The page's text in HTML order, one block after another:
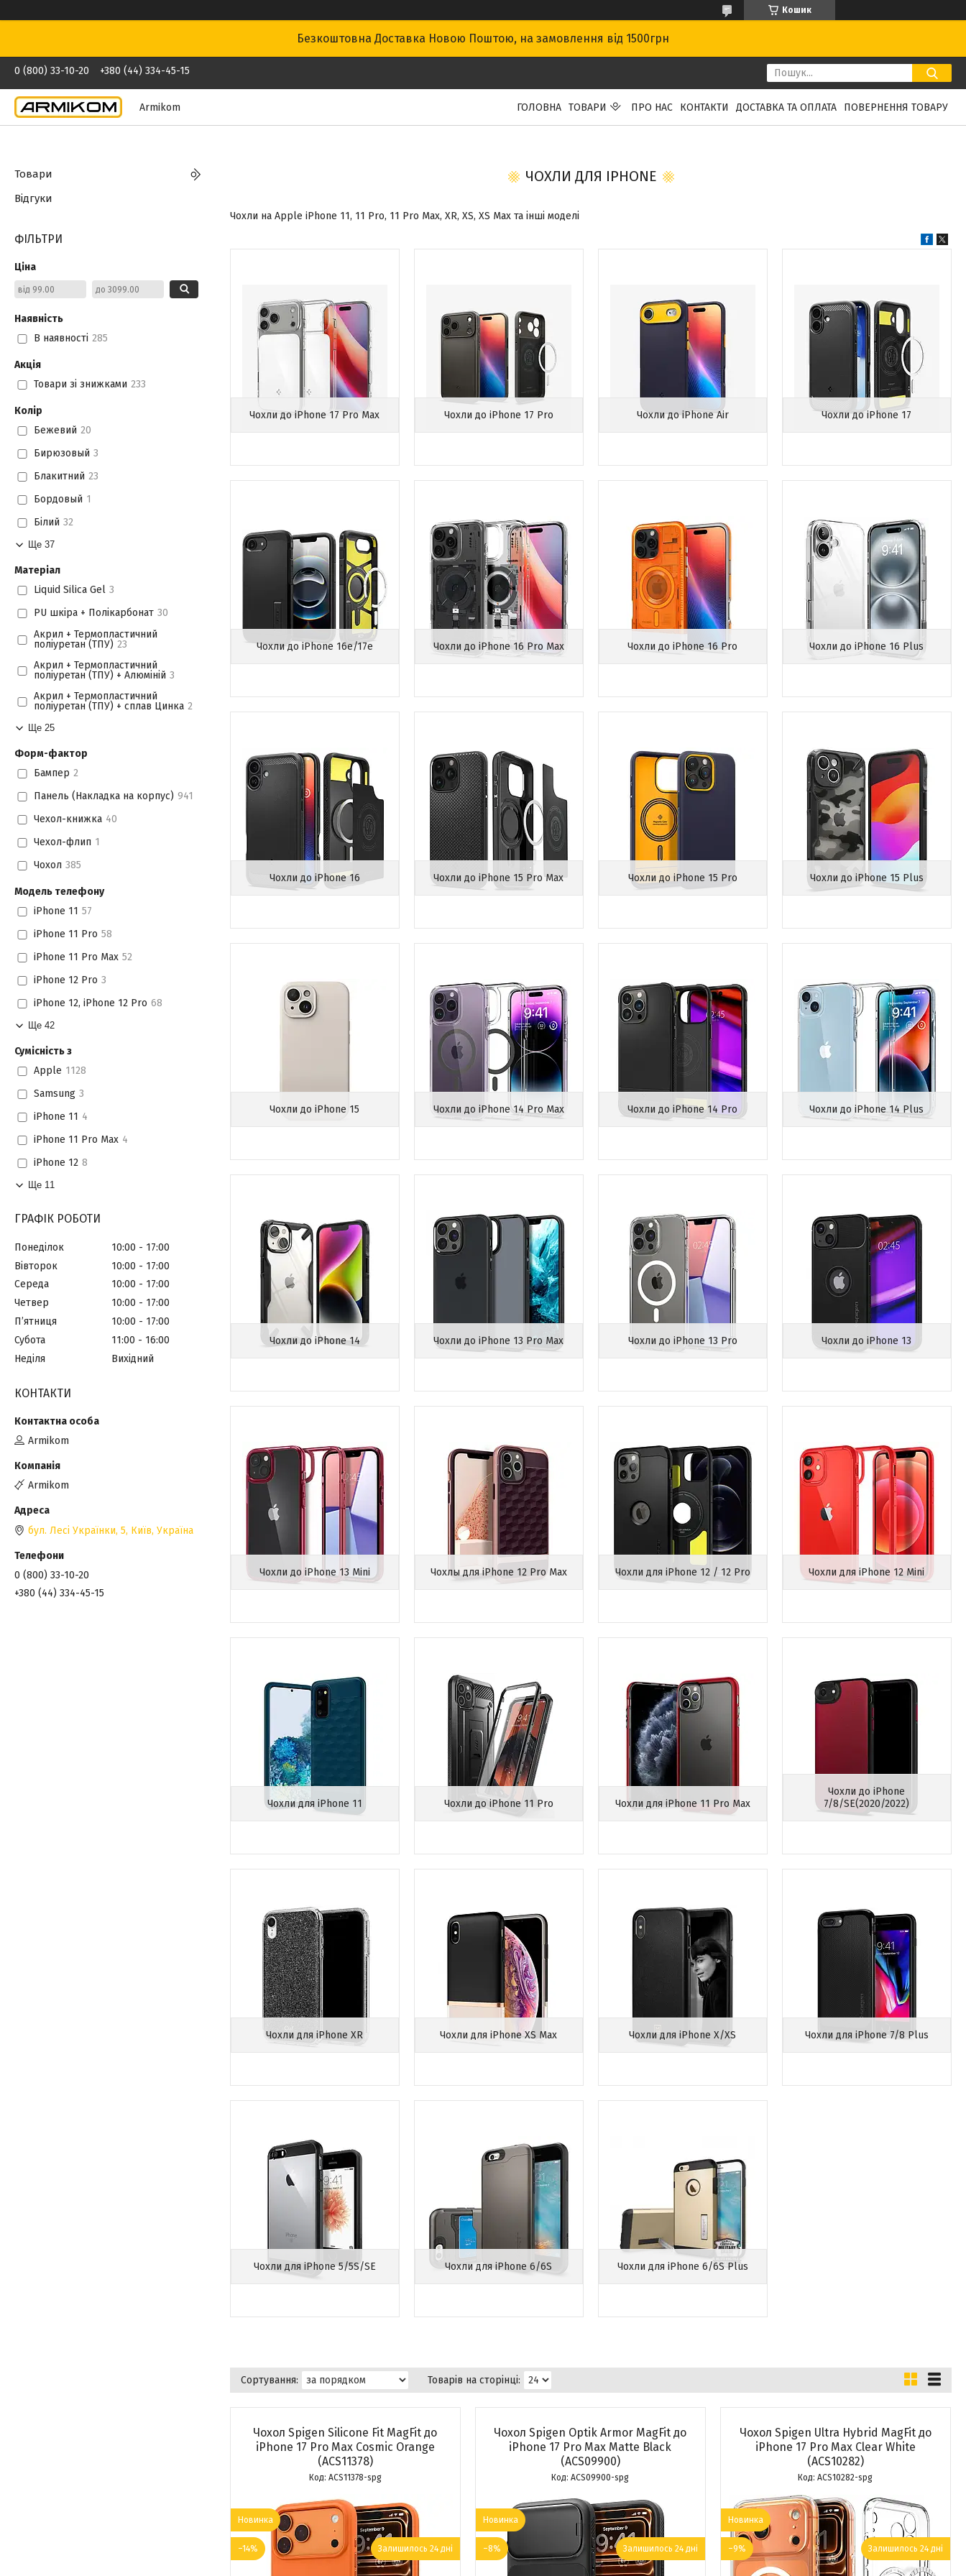
Кошик
Безкоштовна Доставка Новою Поштою, на замовлення від 1500грн
0 (800) 33-10-20 +380 (44) 334-45-15
Armikom ГОЛОВНА ТОВАРИ ПРО НАС КОНТАКТИ ДОСТАВКА ТА ОПЛАТА ПОВЕРНЕННЯ ТОВАРУ
ЧОХЛИ ДЛЯ IPHONE
Чохли на Apple iPhone 11, 11 Pro, 11 Pro Max, XR, XS, XS Max та інші моделі
Чохли до iPhone 17 Pro Max Чохли до iPhone 17 Pro Чохли до iPhone Air Чохли до iPhone 17
Чохли до iPhone 16e/17e Чохли до iPhone 16 Pro Max Чохли до iPhone 16 Pro Чохли до iPhone 16 Plus
Чохли до iPhone 16 Чохли до iPhone 15 Pro Max Чохли до iPhone 15 Pro Чохли до iPhone 15 Plus
Чохли до iPhone 15 Чохли до iPhone 14 Pro Max Чохли до iPhone 14 Pro Чохли до iPhone 14 Plus
Чохли до iPhone 14 Чохли до iPhone 13 Pro Max Чохли до iPhone 13 Pro Чохли до iPhone 13
Чохли до iPhone 13 Mini Чохлы для iPhone 12 Pro Max Чохли для iPhone 12 / 12 Pro Чохли для iPhone 12 Mini
Чохли для iPhone 11 Чохли до iPhone 11 Pro Чохли для iPhone 11 Pro Max
Чохли до iPhone
7/8/SE(2020/2022)
Чохли для iPhone XR Чохли для iPhone XS Max Чохли для iPhone X/XS Чохли для iPhone 7/8 Plus
Чохли для iPhone 5/5S/SE Чохли для iPhone 6/6S Чохли для iPhone 6/6S Plus
Чохол Spigen Silicone Fit MagFit до
iPhone 17 Pro Max Cosmic Orange
(ACS11378)
ACS11378-spg
Новинка
–14% Залишилось 24 дні
Чохол Spigen Optik Armor MagFit до
iPhone 17 Pro Max Matte Black
(ACS09900)
ACS09900-spg
Новинка
–8% Залишилось 24 дні
Чохол Spigen Ultra Hybrid MagFit до
iPhone 17 Pro Max Clear White
(ACS10282)
ACS10282-spg
Новинка
–9% Залишилось 24 дні
Товари
Відгуки
ФІЛЬТРИ
Ціна
Наявність
В наявності 285
Акція
Товари зі знижками 233
Колір
Бежевий 20
Бирюзовый 3
Блакитний 23
Бордовый 1
Білий 32
Ще 37
Матеріал
Liquid Silica Gel 3
PU шкіра + Полікарбонат 30
Акрил + Термопластичний
поліуретан (ТПУ) 23
Акрил + Термопластичний
поліуретан (ТПУ) + Алюміній 3
Акрил + Термопластичний
поліуретан (ТПУ) + сплав Цинка 2
Ще 25
Форм-фактор
Бампер 2
Панель (Накладка на корпус) 941
Чехол-книжка 40
Чехол-флип 1
Чохол 385
Модель телефону
iPhone 11 57
iPhone 11 Pro 58
iPhone 11 Pro Max 52
iPhone 12 Pro 3
iPhone 12, iPhone 12 Pro 68
Ще 42
Сумісність з
Apple 1128
Samsung 3
iPhone 11 4
iPhone 11 Pro Max 4
iPhone 12 8
Ще 11
ГРАФІК РОБОТИ
Понеділок 10:00
17:00
Вівторок
10:00
17:00
Середа
10:00
17:00
Четвер
10:00
17:00
Пʼятниця
10:00
17:00
Субота
11:00
16:00
Неділя
Вихідний
КОНТАКТИ
Armikom
Armikom
бул. Лесі Українки, 5, Київ, Україна
0 (800) 33-10-20
+380 (44) 334-45-15